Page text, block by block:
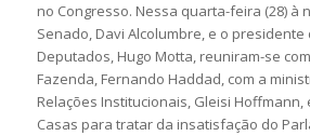
no Congresso. Nessa quarta-feira (28) à
Senado, Davi Alcolumbre, e o presidente
Deputados, Hugo Motta, reuniram-se
Fazenda, Fernando Haddad, com a
Relações Institucionais, Gleisi
Casas para tratar da insatisfação do